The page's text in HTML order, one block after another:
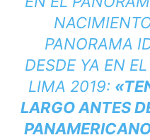
PANORAMA
DESDE YA EN
LIMA 2019:
LARGO ANTES